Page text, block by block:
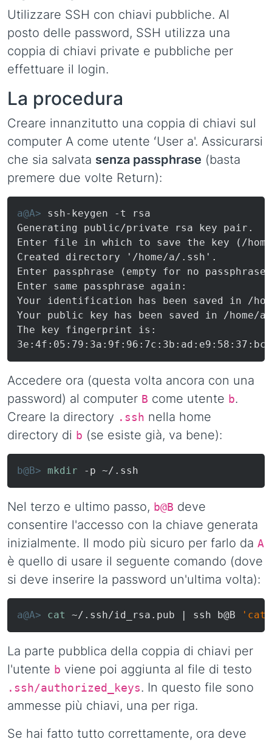
Utilizzare SSH con chiavi pubbliche. Al
posto delle password, SSH utilizza una
coppia di chiavi private e pubbliche per
effettuare il login.
La procedura
Creare innanzitutto una coppia di chiavi sul
computer A come utente ʻUser a'. Assicurarsi
che sia salvata senza passphrase (basta
premere due volte Return):
a@A> ssh-keygen -t rsa
Generating public/private rsa key pair.
Enter file in which to save the key (/
Created directory '/home/a/.ssh'.
Enter passphrase (empty for no
Enter same passphrase again:
Your identification has been saved in /
Your public key has been saved in /home/
The key fingerprint is:
Accedere ora (questa volta ancora con una
password) al computer B come utente b.
Creare la directory .ssh nella home
directory di b (se esiste già, va bene):
b@B> mkdir -p ~/.ssh
Nel terzo e ultimo passo, b@B deve
consentire l'accesso con la chiave generata
inizialmente. Il modo più sicuro per farlo da A
è quello di usare il seguente comando (dove
si deve inserire la password un'ultima volta):
a@A> cat ~/.ssh/id_rsa.pub | ssh b@B 'cat
La parte pubblica della coppia di chiavi per
l'utente b viene poi aggiunta al file di testo
.ssh/authorized_keys. In questo file sono
ammesse più chiavi, una per riga.
Se hai fatto tutto correttamente, ora deve